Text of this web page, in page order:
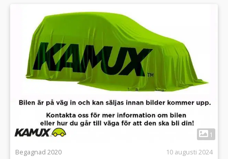
1
Begagnad 2020
10 augusti 2024